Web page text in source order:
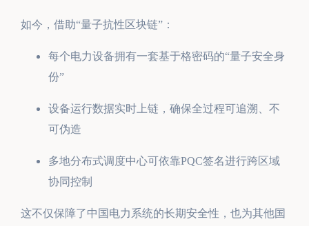
如今，借助“量子抗性区块链”：
每个电力设备拥有一套基于格密码的“量子安全身
份”
设备运行数据实时上链，确保全过程可追溯、不
可伪造
多地分布式调度中心可依靠PQC签名进行跨区域
协同控制
这不仅保障了中国电力系统的长期安全性，也为其他国